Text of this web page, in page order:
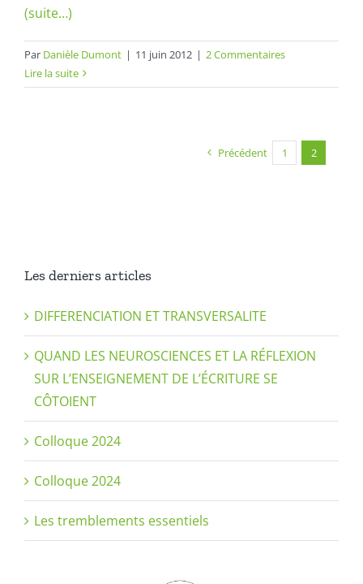
(suite…)
Par Danièle Dumont | 11 juin 2012 | 2 Commentaires
Lire la suite
Précédent 1 2
Les derniers articles
DIFFERENCIATION ET TRANSVERSALITE
QUAND LES NEUROSCIENCES ET LA RÉFLEXION
SUR L’ENSEIGNEMENT DE L’ÉCRITURE SE
CÔTOIENT
Colloque 2024
Colloque 2024
Les tremblements essentiels